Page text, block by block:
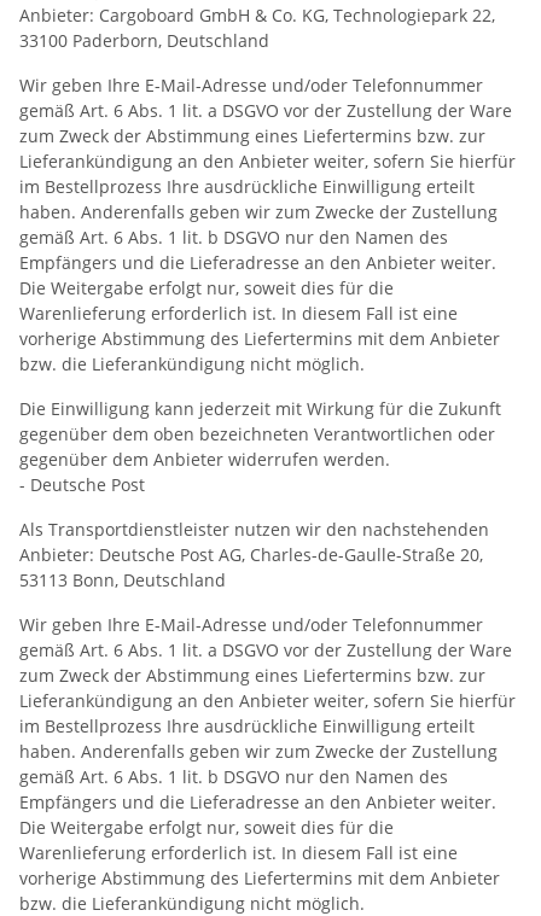
Anbieter: Cargoboard GmbH & Co. KG, Technologiepark 22,
33100 Paderborn, Deutschland
Wir geben Ihre E-Mail-Adresse und/oder Telefonnummer
gemäß Art. 6 Abs. 1 lit. a DSGVO vor der Zustellung der Ware
zum Zweck der Abstimmung eines Liefertermins bzw. zur
Lieferankündigung an den Anbieter weiter, sofern Sie hierfür
im Bestellprozess Ihre ausdrückliche Einwilligung erteilt
haben. Anderenfalls geben wir zum Zwecke der Zustellung
gemäß Art. 6 Abs. 1 lit. b DSGVO nur den Namen des
Empfängers und die Lieferadresse an den Anbieter weiter.
Die Weitergabe erfolgt nur, soweit dies für die
Warenlieferung erforderlich ist. In diesem Fall ist eine
vorherige Abstimmung des Liefertermins mit dem Anbieter
bzw. die Lieferankündigung nicht möglich.
Die Einwilligung kann jederzeit mit Wirkung für die Zukunft
gegenüber dem oben bezeichneten Verantwortlichen oder
gegenüber dem Anbieter widerrufen werden.
- Deutsche Post
Als Transportdienstleister nutzen wir den nachstehenden
Anbieter: Deutsche Post AG, Charles-de-Gaulle-Straße 20,
53113 Bonn, Deutschland
Wir geben Ihre E-Mail-Adresse und/oder Telefonnummer
gemäß Art. 6 Abs. 1 lit. a DSGVO vor der Zustellung der Ware
zum Zweck der Abstimmung eines Liefertermins bzw. zur
Lieferankündigung an den Anbieter weiter, sofern Sie hierfür
im Bestellprozess Ihre ausdrückliche Einwilligung erteilt
haben. Anderenfalls geben wir zum Zwecke der Zustellung
gemäß Art. 6 Abs. 1 lit. b DSGVO nur den Namen des
Empfängers und die Lieferadresse an den Anbieter weiter.
Die Weitergabe erfolgt nur, soweit dies für die
Warenlieferung erforderlich ist. In diesem Fall ist eine
vorherige Abstimmung des Liefertermins mit dem Anbieter
bzw. die Lieferankündigung nicht möglich.